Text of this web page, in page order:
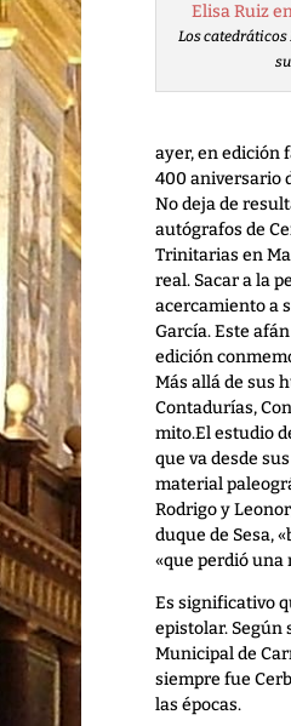
Los catedráticos
ayer, en edición
400 aniversario
No deja de
autógrafos de
Trinitarias en
real. Sacar a la
acercamiento a
García. Este
edición
Más allá de sus
Contadurías,
mito.El estudio
que va desde
material
Rodrigo y
duque de Sesa,
«que perdió una
Es significativo
epistolar. Según
Municipal de
siempre fue
las épocas.